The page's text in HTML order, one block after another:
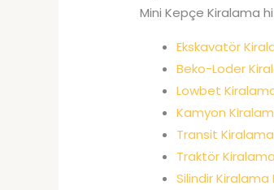
Mini Kepçe Kiralama
Ekskavatör
Beko-Loder
Lowbet
Kamyon
Transit
Traktör
Silindir Kiralama